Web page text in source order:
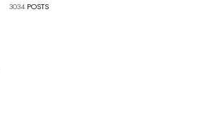
3034 POSTS